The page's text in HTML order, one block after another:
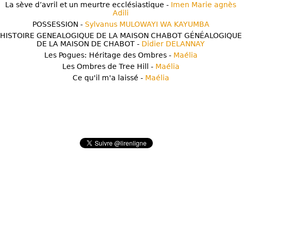
La sève d’avril et un meurtre ecclésiastique - Imen Marie agnès
Adili
POSSESSION - Sylvanus MULOWAYI WA KAYUMBA
HISTOIRE GENEALOGIQUE DE LA MAISON CHABOT GÉNÉALOGIQUE
DE LA MAISON DE CHABOT - Didier DELANNAY
Les Pogues: Héritage des Ombres - Maélia
Les Ombres de Tree Hill - Maélia
Ce qu'il m'a laissé - Maélia